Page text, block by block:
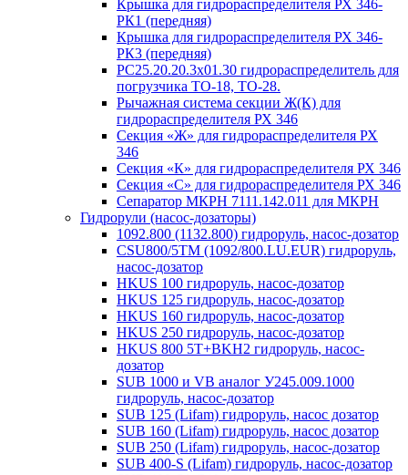
Крышка для гидрораспределителя РХ 346-
РК1 (передняя)
Крышка для гидрораспределителя РХ 346-
РК3 (передняя)
РС25.20.20.3х01.30 гидрораспределитель для
погрузчика ТО-18, ТО-28.
Рычажная система секции Ж(К) для
гидрораспределителя РХ 346
Секция «Ж» для гидрораспределителя РХ
346
Секция «К» для гидрораспределителя РХ 346
Секция «С» для гидрораспределителя РХ 346
Сепаратор МКРН 7111.142.011 для МКРН
Гидрорули (насос-дозаторы)
1092.800 (1132.800) гидроруль, насос-дозатор
CSU800/5TM (1092/800.LU.EUR) гидроруль,
насос-дозатор
HKUS 100 гидроруль, насос-дозатор
HKUS 125 гидроруль, насос-дозатор
HKUS 160 гидроруль, насос-дозатор
HKUS 250 гидроруль, насос-дозатор
HKUS 800 5T+BKH2 гидроруль, насос-
дозатор
SUB 1000 и VB аналог У245.009.1000
гидроруль, насос-дозатор
SUB 125 (Lifam) гидроруль, насос дозатор
SUB 160 (Lifam) гидроруль, насос дозатор
SUB 250 (Lifam) гидроруль, насос-дозатор
SUB 400-S (Lifam) гидроруль, насос-дозатор